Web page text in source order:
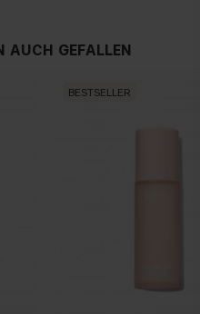
AUCH GEFALLEN
BESTSELLER